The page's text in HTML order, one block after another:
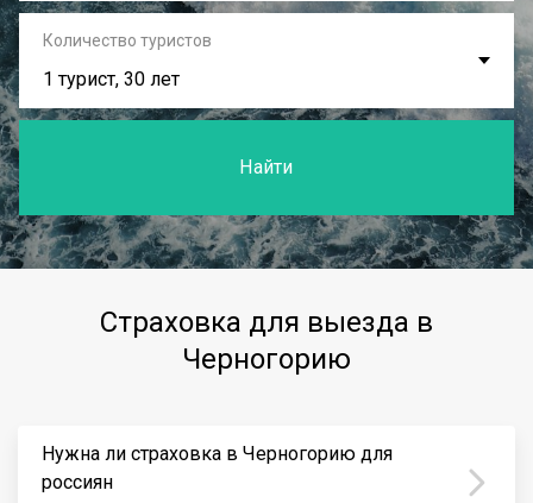
Количество туристов
1 турист, 30 лет
Найти
Страховка для выезда в
Черногорию
Нужна ли страховка в Черногорию для
россиян